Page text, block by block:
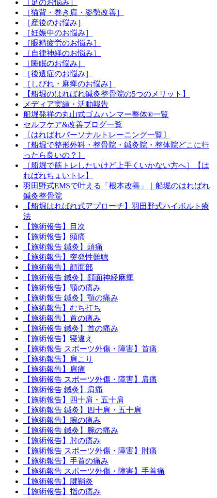
［足のお悩み］
［猫背・巻き肩・姿勢改善］
［産後のお悩み］
［妊娠中のお悩み］
［眼精疲労のお悩み］
［自律神経のお悩み］
［睡眠のお悩み］
［後遺症のお悩み］
［しびれ・麻痺のお悩み］
【船堀のはればれ鍼灸整骨院の5つのメリット】
メディア実績・活動報告
船堀発祥の丸山式ゴムハンマー整体®︎一覧
セルフケア&改善ブログ一覧
〔はればれパーソナルトレーニング一覧〕
［船堀で整形外科・整骨院・鍼灸院・整体院どこに行
ったら良いの？］
［船堀で筋トレしたいけど上手くいかない方へ］【は
ればれちょいトレ】
羽田野式EMSで叶える「根本改善」｜船堀のはればれ
鍼灸整骨院
【船堀はればれ式アプローチ】羽田野式ハイボルト療
法
【施術報告】目次
【施術報告】頭痛
【施術報告 鍼灸】頭痛
【施術報告】突発性難聴
【施術報告】顔面部
【施術報告 鍼灸】顔面神経麻痺
【施術報告】顎の痛み
【施術報告 鍼灸】顎の痛み
【施術報告】むち打ち
【施術報告】首の痛み
【施術報告 鍼灸】首の痛み
【施術報告】寝違え
【施術報告 スポーツ外傷・障害】首痛
【施術報告】肩こり
【施術報告】肩痛
【施術報告 スポーツ外傷・障害】肩痛
【施術報告 鍼灸】肩痛
【施術報告】四十肩・五十肩
【施術報告 鍼灸】四十肩・五十肩
【施術報告】腕の痛み
【施術報告 鍼灸】腕の痛み
【施術報告】肘の痛み
【施術報告 スポーツ外傷・障害】肘痛
【施術報告】手首の痛み
【施術報告 スポーツ外傷・障害】手首痛
【施術報告】腱鞘炎
【施術報告】指の痛み